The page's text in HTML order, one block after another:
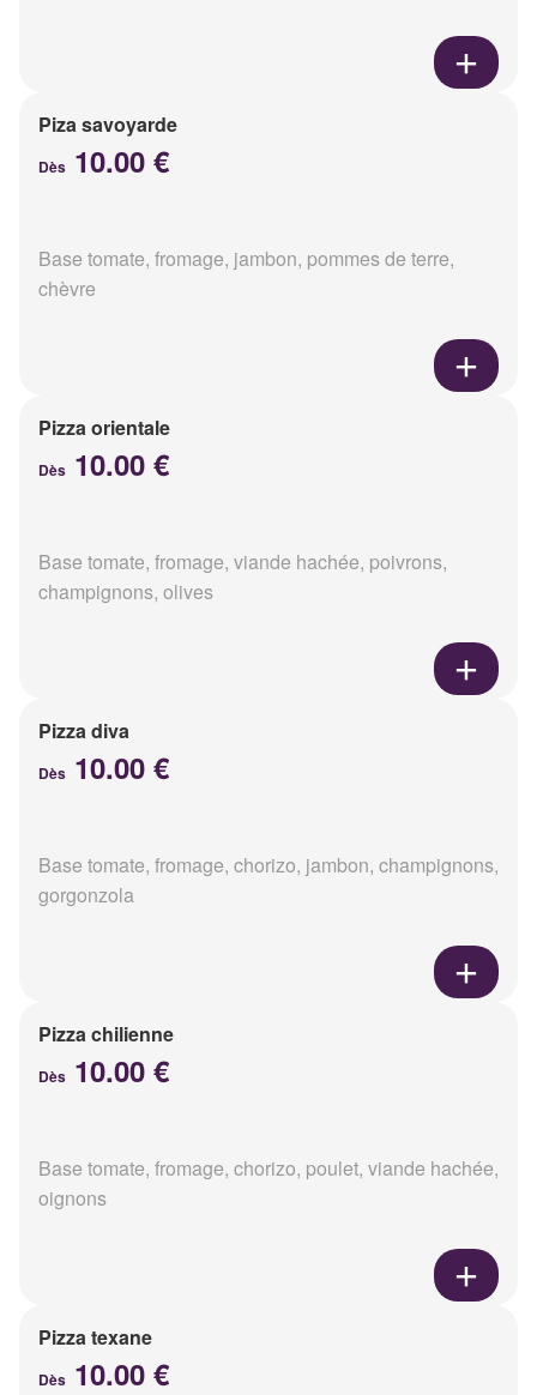
Piza savoyarde
Dès 10.00 €
Base tomate, fromage, jambon, pommes de terre,
chèvre
Pizza orientale
Dès 10.00 €
Base tomate, fromage, viande hachée, poivrons,
champignons, olives
Pizza diva
Dès 10.00 €
Base tomate, fromage, chorizo, jambon, champignons,
gorgonzola
Pizza chilienne
Dès 10.00 €
Base tomate, fromage, chorizo, poulet, viande hachée,
oignons
Pizza texane
Dès 10.00 €